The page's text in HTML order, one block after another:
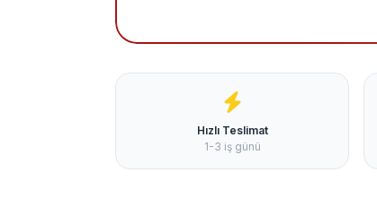
Hızlı Teslimat
1-3 iş günü